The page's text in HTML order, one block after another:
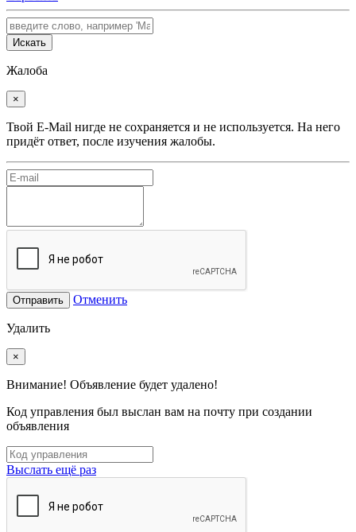
Искать
Жалоба
×
Твой E-Mail нигде не сохраняется и не используется. На него
придёт ответ, после изучения жалобы.
Отправить Отменить
Удалить
×
Внимание! Объявление будет удалено!
Код управления был выслан вам на почту при создании
объявления
Выслать ещё раз